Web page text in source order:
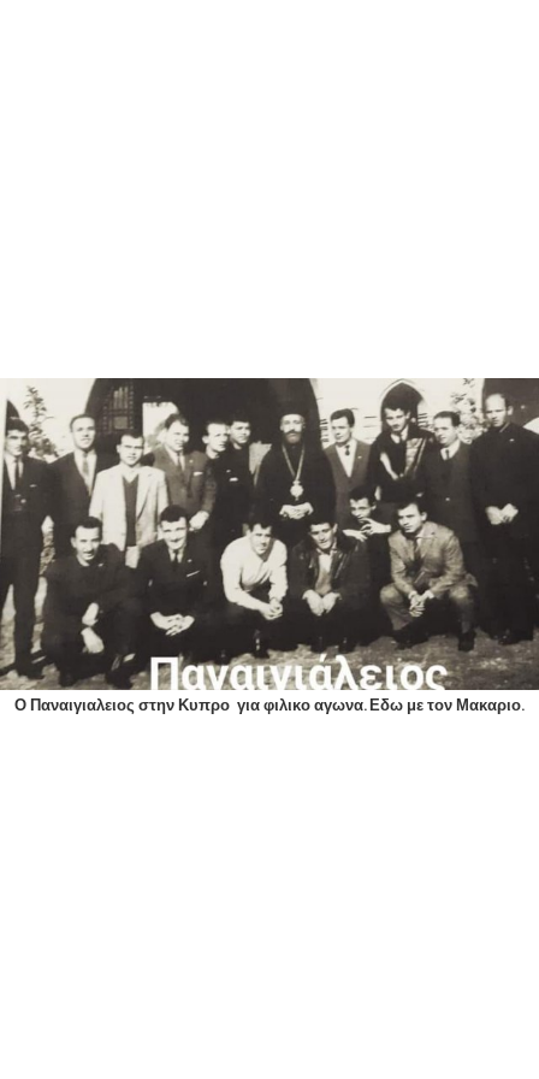
Ο Παναιγιαλειος στην Κυπρο για φιλικο αγωνα. Εδω με τον Μακαριο.